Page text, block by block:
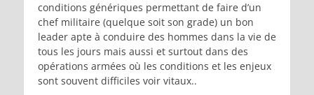
conditions génériques permettant de faire d’un
chef militaire (quelque soit son grade) un bon
leader apte à conduire des hommes dans la vie de
tous les jours mais aussi et surtout dans des
opérations armées où les conditions et les enjeux
sont souvent difficiles voir vitaux..